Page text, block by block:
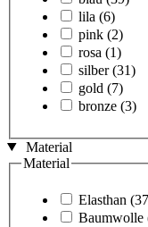
lila (6)
pink (2)
rosa (1)
silber (31)
gold (7)
bronze (3)
Material
Material
Elasthan
Baumwolle